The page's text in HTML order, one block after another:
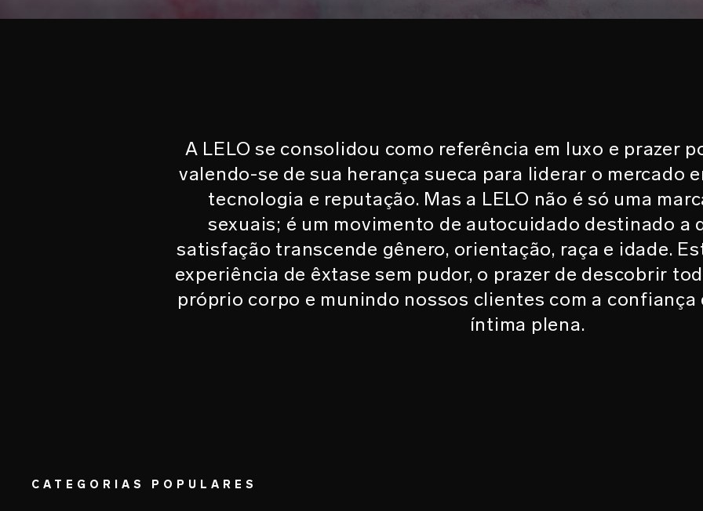
A LELO se consolidou como referência em luxo e prazer
valendo-se de sua herança sueca para liderar o mercado
tecnologia e reputação. Mas a LELO não é só uma
sexuais; é um movimento de autocuidado destinado a
satisfação transcende gênero, orientação, raça e idade.
experiência de êxtase sem pudor, o prazer de descobrir
próprio corpo e munindo nossos clientes com a confiança
íntima plena.
CATEGORIAS POPULARES